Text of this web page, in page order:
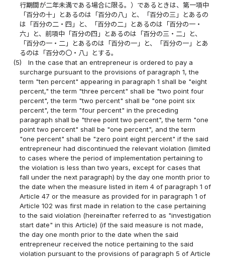
行期間が二年未満である場合に限る。）であるときは、第一項中
「百分の十」とあるのは「百分の八」と、「百分の三」とあるの
は「百分の二・四」と、「百分の二」とあるのは「百分の一・
六」と、前項中「百分の四」とあるのは「百分の三・二」と、
「百分の一・二」とあるのは「百分の一」と、「百分の一」とあ
るのは「百分の〇・八」とする。
(5)
In the case that an entrepreneur is ordered to pay a
surcharge pursuant to the provisions of paragraph 1, the
term "ten percent" appearing in paragraph 1 shall be "eight
percent," the term "three percent" shall be "two point four
percent", the term "two percent" shall be "one point six
percent", the term "four percent" in the preceding
paragraph shall be "three point two percent", the term "one
point two percent" shall be "one percent", and the term
"one percent" shall be "zero point eight percent" if the said
entrepreneur had discontinued the relevant violation (limited
to cases where the period of implementation pertaining to
the violation is less than two years, except for cases that
fall under the next paragraph) by the day one month prior to
the date when the measure listed in item 4 of paragraph 1 of
Article 47 or the measure as provided for in paragraph 1 of
Article 102 was first made in relation to the case pertaining
to the said violation (hereinafter referred to as "investigation
start date" in this Article) (if the said measure is not made,
the day one month prior to the date when the said
entrepreneur received the notice pertaining to the said
violation pursuant to the provisions of paragraph 5 of Article